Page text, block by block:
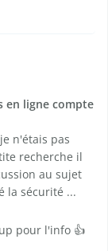
en ligne compte
n'étais pas
recherche il
au sujet
la sécurité ...
pour l'info 👍